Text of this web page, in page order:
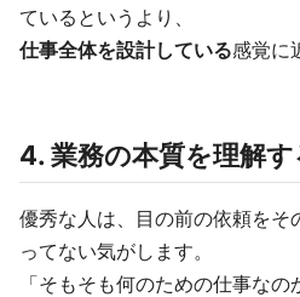
ているというより、
仕事全体を設計している感覚に
4. 業務の本質を理解す
優秀な人は、目の前の依頼をそ
ってない気がします。
「そもそも何のための仕事な